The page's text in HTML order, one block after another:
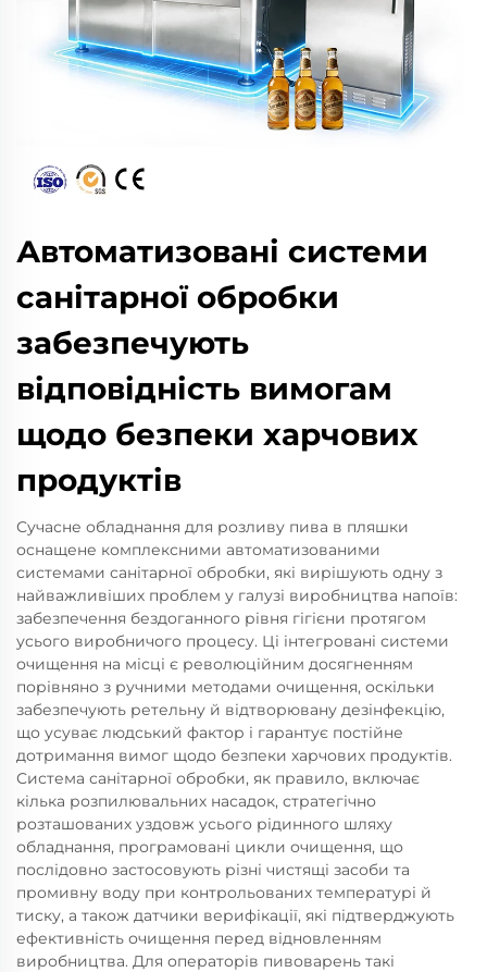
Автоматизовані системи
санітарної обробки
забезпечують
відповідність вимогам
щодо безпеки харчових
продуктів
Сучасне обладнання для розливу пива в пляшки
оснащене комплексними автоматизованими
системами санітарної обробки, які вирішують одну з
найважливіших проблем у галузі виробництва напоїв:
забезпечення бездоганного рівня гігієни протягом
усього виробничого процесу. Ці інтегровані системи
очищення на місці є революційним досягненням
порівняно з ручними методами очищення, оскільки
забезпечують ретельну й відтворювану дезінфекцію,
що усуває людський фактор і гарантує постійне
дотримання вимог щодо безпеки харчових продуктів.
Система санітарної обробки, як правило, включає
кілька розпилювальних насадок, стратегічно
розташованих уздовж усього рідинного шляху
обладнання, програмовані цикли очищення, що
послідовно застосовують різні чистящі засоби та
промивну воду при контрольованих температурі й
тиску, а також датчики верифікації, які підтверджують
ефективність очищення перед відновленням
виробництва. Для операторів пивоварень такі